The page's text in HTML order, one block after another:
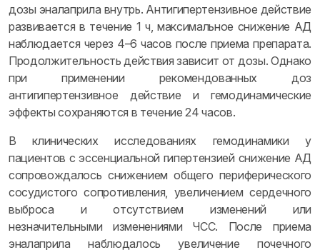
дозы эналаприла внутрь. Антигипертензивное действие
развивается в течение 1 ч, максимальное снижение АД
наблюдается через 4–6 часов после приема препарата.
Продолжительность действия зависит от дозы. Однако
при применении рекомендованных доз
антигипертензивное действие и гемодинамические
эффекты сохраняются в течение 24 часов.
В клинических исследованиях гемодинамики у
пациентов с эссенциальной гипертензией снижение АД
сопровождалось снижением общего периферического
сосудистого сопротивления, увеличением сердечного
выброса и отсутствием изменений или
незначительными изменениями ЧСС. После приема
эналаприла наблюдалось увеличение почечного